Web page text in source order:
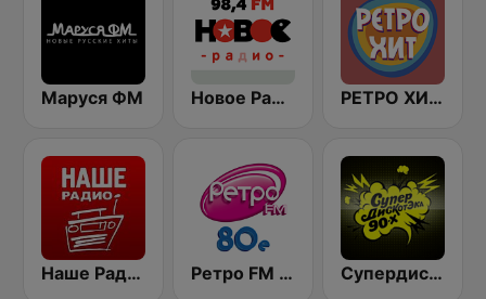
Маруся ФМ Новое Радио (New Radio, Novoe Radio) РЕТРО ХИТ - Retro Hit
Наше Радио (Radio Nashe) Ретро FM 80e (Retro FM) Супердискотека 90х Радио Рекорд (Radio Record 90s Superdisco)